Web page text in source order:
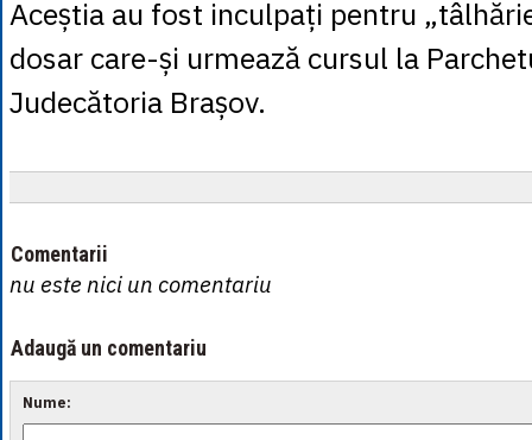
Aceștia au fost inculpați pentru
dosar care-și urmează cursul la
Judecătoria Brașov.
Comentarii
nu este nici un comentariu
Adaugă un comentariu
Nume: